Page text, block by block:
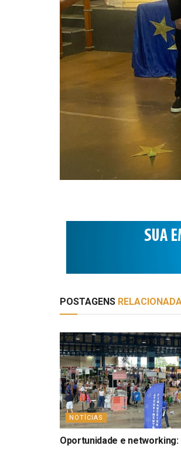
POSTAGENS
NOTÍCIAS
Oportunidade e networking: